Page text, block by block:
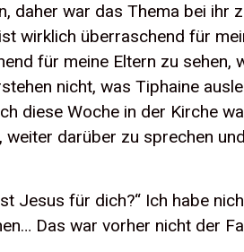
daher war das Thema bei ihr
wirklich überraschend für
für meine Eltern zu sehen,
nicht, was Tiphaine
diese Woche in der Kirche
darüber zu sprechen
Jesus für dich?“ Ich habe
Das war vorher nicht der